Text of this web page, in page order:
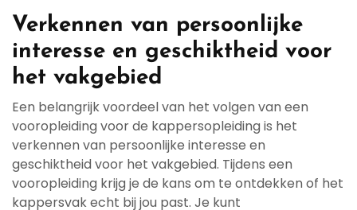
Verkennen van persoonlijke
interesse en geschiktheid voor
het vakgebied
Een belangrijk voordeel van het volgen van een
vooropleiding voor de kappersopleiding is het
verkennen van persoonlijke interesse en
geschiktheid voor het vakgebied. Tijdens een
vooropleiding krijg je de kans om te ontdekken of het
kappersvak echt bij jou past. Je kunt